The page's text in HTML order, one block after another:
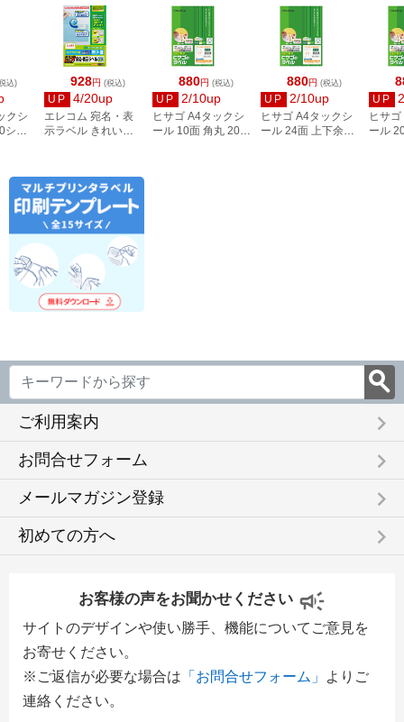
928円 (税込)
UP 4/20up
エレコム 宛名・表
示ラベル きれい貼
880円 (税込)
UP 2/10up
ヒサゴ A4タックシ
ール 10面 角丸 20シ
880円 (税込)
UP 2/10up
ヒサゴ A4タックシ
ール 24面 上下余白
UP
ヒサ
ール
込)
クシ
ー
ご利用案内 keyboard_arrow_right
お問合せフォーム keyboard_arrow_right
メールマガジン登録 keyboard_arrow_right
初めての方へ keyboard_arrow_right
お客様の声をお聞かせください
サイトのデザインや使い勝手、機能についてご意見を
お寄せください。
※ご返信が必要な場合は 「お問合せフォーム」
よりご
連絡ください。